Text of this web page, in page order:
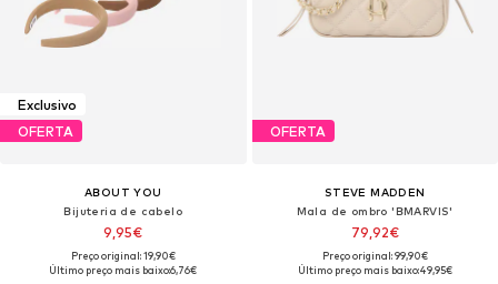
Exclusivo
OFERTA
ABOUT YOU
Bijuteria de cabelo
9,95€
Preço original: 19,90€
Último preço mais baixo:6,76€
OFERTA
STEVE MADDEN
Mala de ombro 'BMARVIS'
79,92€
Preço original: 99,90€
Último preço mais baixo:49,95€